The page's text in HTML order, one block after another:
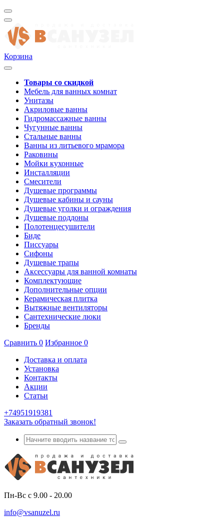
Корзина
Товары со скидкой
Мебель для ванных комнат
Унитазы
Акриловые ванны
Гидромассажные ванны
Чугунные ванны
Стальные ванны
Ванны из литьевого мрамора
Раковины
Мойки кухонные
Инсталляции
Смесители
Душевые программы
Душевые кабины и сауны
Душевые уголки и ограждения
Душевые поддоны
Полотенцесушители
Биде
Писсуары
Сифоны
Душевые трапы
Аксессуары для ванной комнаты
Комплектующие
Дополнительные опции
Керамическая плитка
Вытяжные вентиляторы
Сантехнические люки
Бренды
Сравнить 0 Избранное 0
Доставка и оплата
Установка
Контакты
Акции
Статьи
+74951919381
Заказать обратный звонок!
Пн-Вс с 9.00 - 20.00
info@vsanuzel.ru